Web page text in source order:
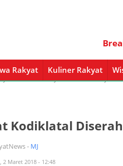
Rakyat Kuliner Rakyat
Kuliner Rakyat Wisata Rakyat
Kodiklatal
- MJ
2 Maret 2018 - 12:48